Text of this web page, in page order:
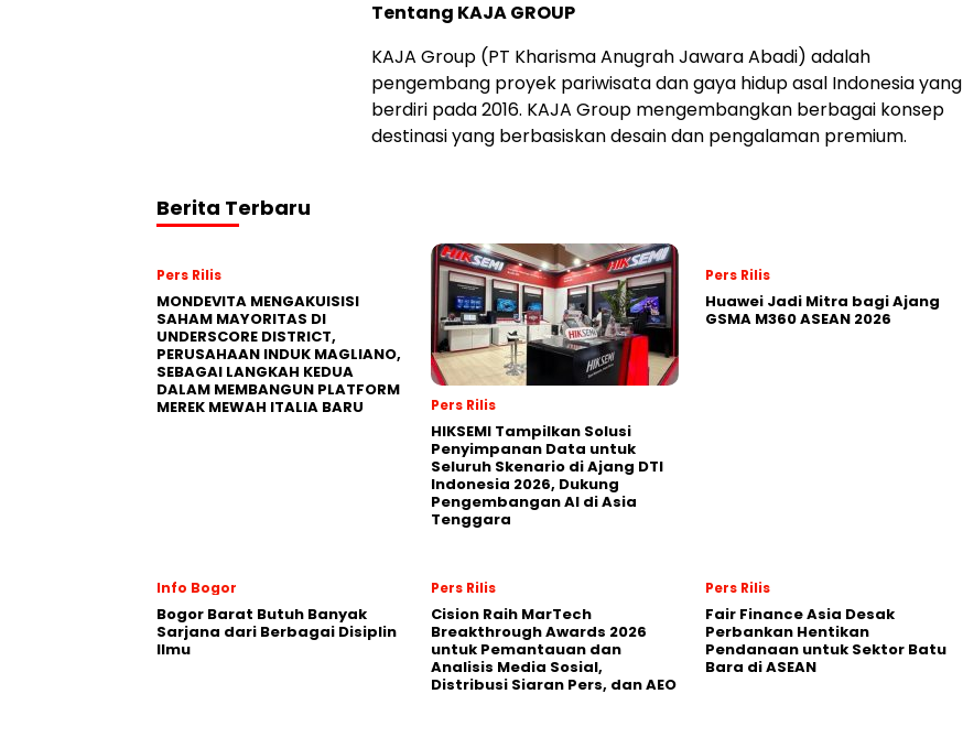
Tentang KAJA GROUP
KAJA Group (PT Kharisma Anugrah Jawara Abadi) adalah
pengembang proyek pariwisata dan gaya hidup asal Indonesia yang
berdiri pada 2016. KAJA Group mengembangkan berbagai konsep
destinasi yang berbasiskan desain dan pengalaman premium.
Berita Terbaru
Pers Rilis
MONDEVITA MENGAKUISISI
SAHAM MAYORITAS DI
UNDERSCORE DISTRICT,
PERUSAHAAN INDUK MAGLIANO,
SEBAGAI LANGKAH KEDUA
DALAM MEMBANGUN PLATFORM
MEREK MEWAH ITALIA BARU
Pers Rilis
HIKSEMI Tampilkan Solusi
Penyimpanan Data untuk
Seluruh Skenario di Ajang DTI
Indonesia 2026, Dukung
Pengembangan AI di Asia
Tenggara
Pers Rilis
Huawei Jadi Mitra bagi Ajang
GSMA M360 ASEAN 2026
Info Bogor
Bogor Barat Butuh Banyak
Sarjana dari Berbagai Disiplin
Ilmu
Pers Rilis
Cision Raih MarTech
Breakthrough Awards 2026
untuk Pemantauan dan
Analisis Media Sosial,
Distribusi Siaran Pers, dan AEO
Pers Rilis
Fair Finance Asia Desak
Perbankan Hentikan
Pendanaan untuk Sektor Batu
Bara di ASEAN